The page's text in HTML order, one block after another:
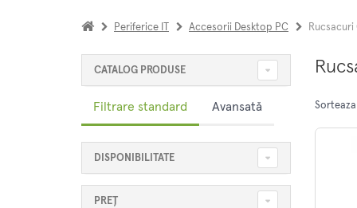
Periferice IT Accesorii Desktop PC
CATALOG PRODUSE
Filtrare standard Avansată
DISPONIBILITATE
PREȚ